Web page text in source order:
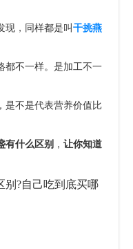
现，同样都是叫干挑燕
都不一样。是加工不一
是不是代表营养价值比
有什么区别 ，让你知道